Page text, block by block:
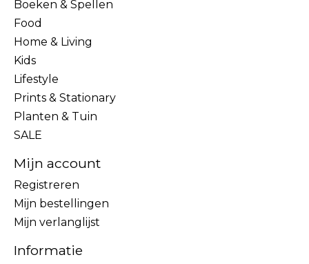
Boeken & Spellen
Food
Home & Living
Kids
Lifestyle
Prints & Stationary
Planten & Tuin
SALE
Mijn account
Registreren
Mijn bestellingen
Mijn verlanglijst
Informatie